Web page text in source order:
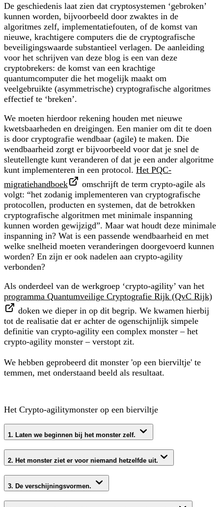
De geschiedenis laat zien dat cryptosystemen ‘gebroken’
kunnen worden, bijvoorbeeld door zwaktes in de
algoritmes zelf, implementatiefouten, of de komst van
nieuwe, krachtigere computers die de cryptografische
beveiligingswaarde substantieel verlagen. De aanleiding
voor het schrijven van deze blog is een van deze
cryptobrekers: de komst van een krachtige
quantumcomputer die het mogelijk maakt om
veelgebruikte (asymmetrische) cryptografische algoritmes
effectief te ‘breken’.
We moeten hierdoor rekening houden met nieuwe
kwetsbaarheden en dreigingen. Een manier om dit te doen
is door cryptografie wendbaar (agile) te maken. Die
wendbaarheid zorgt er bijvoorbeeld voor dat je snel de
sleutellengte kunt veranderen of dat je een ander algoritme
kunt implementeren in een protocol. Het PQC-
migratiehandboek
omschrijft de term crypto-agile als
volgt: “het zodanig implementeren van cryptografische
protocollen, producten en systemen, dat de betrokken
cryptografische algoritmen met minimale inspanning
kunnen worden gewijzigd”. Maar wat houdt deze minimale
inspanning in? Wat is een passende wendbaarheid en met
welke snelheid moeten veranderingen doorgevoerd kunnen
worden? En zijn er ook nadelen aan crypto-agility
verbonden?
Als onderdeel van de werkgroep ‘crypto-agility’ van het
programma Quantumveilige Cryptografie Rijk (QvC Rijk)
doken we dieper in op dit begrip. We kwamen hierbij
tot de realisatie dat er achter de ogenschijnlijk simpele
definitie van crypto-agility een complex monster – het
crypto-agility monster – verstopt zit.
We hebben geprobeerd dit monster 'op een bierviltje' te
temmen, met onderstaand beeld als resultaat.
Het Crypto-agilitymonster op een bierviltje
1. Laten we beginnen bij het monster zelf.
2. Het monster ziet er voor niemand hetzelfde uit.
3. De verschijningsvormen.